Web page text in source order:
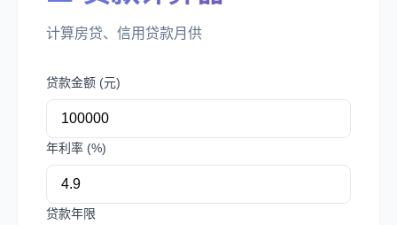
计算房贷、信用贷款月供
贷款金额 (元)
年利率 (%)
贷款年限